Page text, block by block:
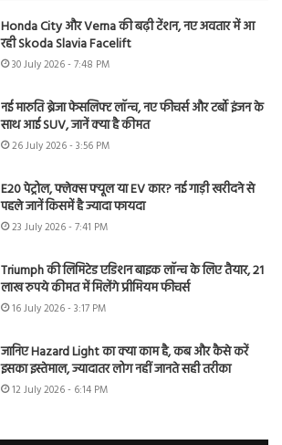
Honda City और Verna की बढ़ी टेंशन, नए अवतार में आ
रही Skoda Slavia Facelift
30 July 2026 - 7:48 PM
नई मारुति ब्रेजा फेसलिफ्ट लॉन्च, नए फीचर्स और टर्बो इंजन के
साथ आई SUV, जानें क्या है कीमत
26 July 2026 - 3:56 PM
E20 पेट्रोल, फ्लेक्स फ्यूल या EV कार? नई गाड़ी खरीदने से
पहले जानें किसमें है ज्यादा फायदा
23 July 2026 - 7:41 PM
Triumph की लिमिटेड एडिशन बाइक लॉन्च के लिए तैयार, 21
लाख रुपये कीमत में मिलेंगे प्रीमियम फीचर्स
16 July 2026 - 3:17 PM
जानिए Hazard Light का क्या काम है, कब और कैसे करें
इसका इस्तेमाल, ज्यादातर लोग नहीं जानते सही तरीका
12 July 2026 - 6:14 PM